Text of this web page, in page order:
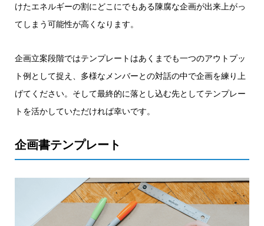
けたエネルギーの割にどこにでもある陳腐な企画が出来上がっ
てしまう可能性が高くなります。
企画立案段階ではテンプレートはあくまでも一つのアウトプッ
ト例として捉え、多様なメンバーとの対話の中で企画を練り上
げてください。そして最終的に落とし込む先としてテンプレー
トを活かしていただければ幸いです。
企画書テンプレート